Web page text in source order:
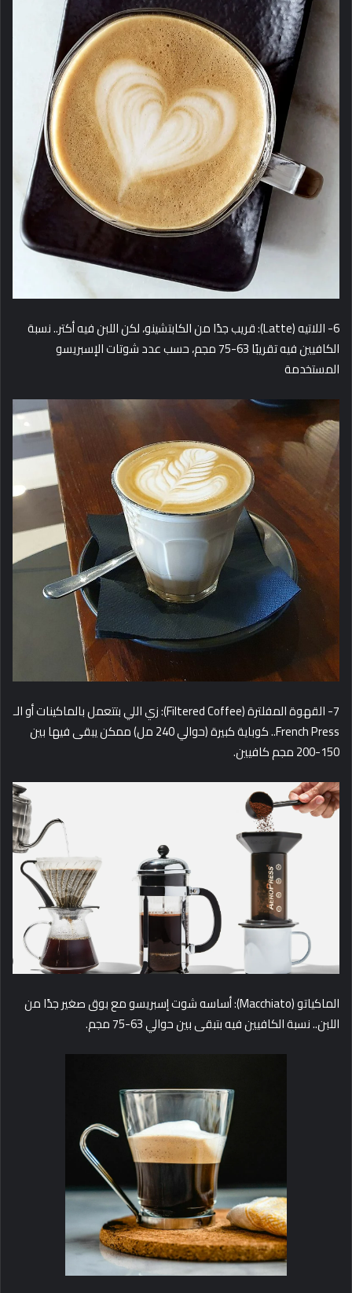
6- اللاتيه (Latte): قريب جدًا من الكابتشينو، لكن اللبن فيه أكتر.. نسبة
الكافيين فيه تقريبًا 63-75 مجم، حسب عدد شوتات الإسبريسو
المستخدمة
7- القهوة المفلترة (Filtered Coffee): زي اللي بتتعمل بالماكينات أو الـ
French Press.. كوباية كبيرة (حوالي 240 مل) ممكن يبقى فيها بين
150-200 مجم كافيين.
الماكياتو (Macchiato): أساسه شوت إسبريسو مع بوق صغير جدًا من
اللبن.. نسبة الكافيين فيه بتبقى بين حوالي 63-75 مجم.